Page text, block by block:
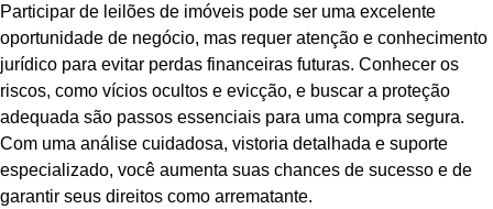
Participar de leilões de imóveis pode ser uma excelente
oportunidade de negócio, mas requer atenção e conhecimento
jurídico para evitar perdas financeiras futuras. Conhecer os
riscos, como vícios ocultos e evicção, e buscar a proteção
adequada são passos essenciais para uma compra segura.
Com uma análise cuidadosa, vistoria detalhada e suporte
especializado, você aumenta suas chances de sucesso e de
garantir seus direitos como arrematante.